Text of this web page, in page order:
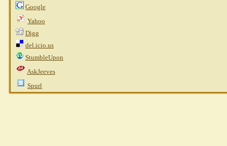
Google
Yahoo
Digg
del.icio.us
StumbleUpon
AskJeeves
Spurl